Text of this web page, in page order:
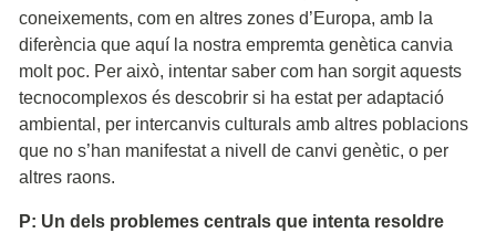
coneixements, com en altres zones d’Europa, amb la
diferència que aquí la nostra empremta genètica canvia
molt poc. Per això, intentar saber com han sorgit aquests
tecnocomplexos és descobrir si ha estat per adaptació
ambiental, per intercanvis culturals amb altres poblacions
que no s’han manifestat a nivell de canvi genètic, o per
altres raons.
P: Un dels problemes centrals que intenta resoldre